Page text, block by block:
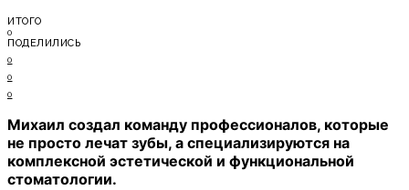
ИТОГО
0
ПОДЕЛИЛИСЬ
0
0
0
Михаил создал команду профессионалов, которые
не просто лечат зубы, а специализируются на
комплексной эстетической и функциональной
стоматологии.